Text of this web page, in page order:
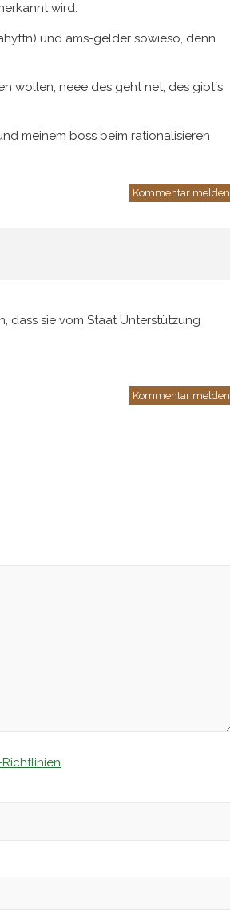
wird:
und ams-gelder sowieso, denn
wollen, neee des geht net, des gibt´s
meinem boss beim rationalisieren
Kommentar melden
dass sie vom Staat Unterstützung
Kommentar melden
.